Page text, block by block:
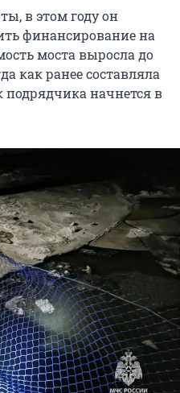
в этом году он
финансирование на
моста выросла до
как ранее составляла
подрядчика начнется в